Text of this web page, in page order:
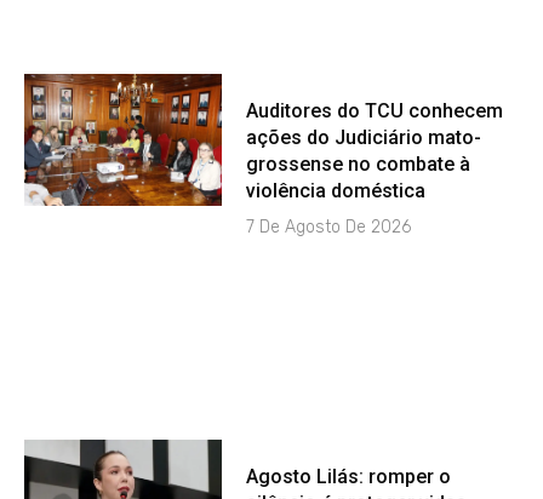
Auditores do TCU conhecem
ações do Judiciário mato-
grossense no combate à
violência doméstica
7 De Agosto De 2026
Agosto Lilás: romper o